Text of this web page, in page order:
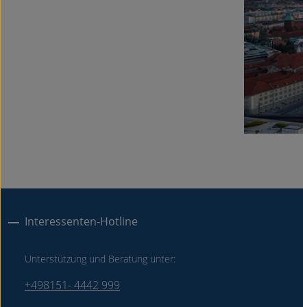
Interessenten-Hotline
Unterstützung und Beratung unter:
+498151- 4442 999